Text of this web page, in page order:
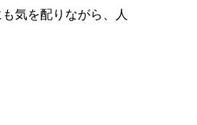
気を配りながら、人